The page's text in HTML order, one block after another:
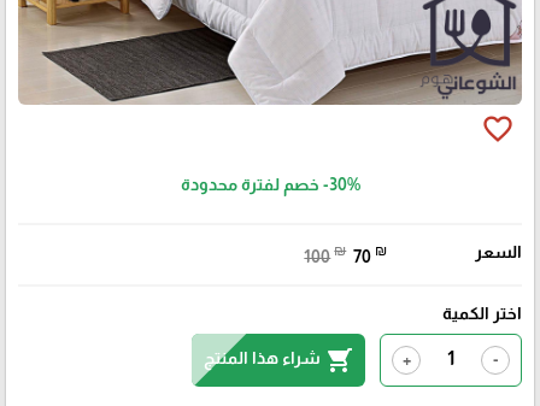
favorite_border
-30% خصم لفترة محدودة
السعر 100 ₪ 70 ₪
اختر الكمية
-
+
shopping_cart شراء هذا المنتج